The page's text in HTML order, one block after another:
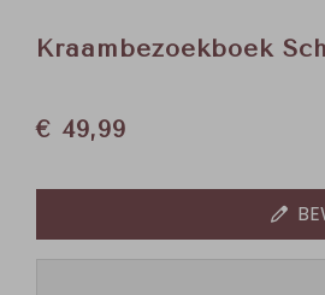
Kraambezoekboek
€ 49,99